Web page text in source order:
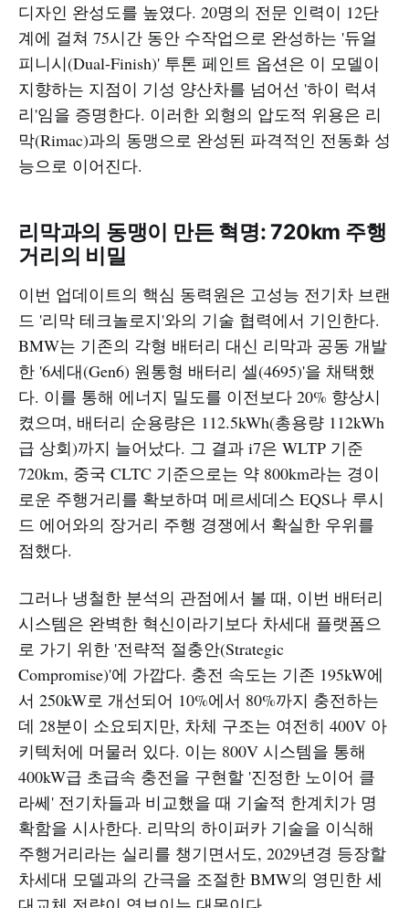
디자인 완성도를 높였다. 20명의 전문 인력이 12단
계에 걸쳐 75시간 동안 수작업으로 완성하는 '듀얼
피니시(Dual-Finish)' 투톤 페인트 옵션은 이 모델이
지향하는 지점이 기성 양산차를 넘어선 '하이 럭셔
리'임을 증명한다. 이러한 외형의 압도적 위용은 리
막(Rimac)과의 동맹으로 완성된 파격적인 전동화 성
능으로 이어진다.
리막과의 동맹이 만든 혁명: 720km 주행
거리의 비밀
이번 업데이트의 핵심 동력원은 고성능 전기차 브랜
드 '리막 테크놀로지'와의 기술 협력에서 기인한다.
BMW는 기존의 각형 배터리 대신 리막과 공동 개발
한 '6세대(Gen6) 원통형 배터리 셀(4695)'을 채택했
다. 이를 통해 에너지 밀도를 이전보다 20% 향상시
켰으며, 배터리 순용량은 112.5kWh(총용량 112kWh
급 상회)까지 늘어났다. 그 결과 i7은 WLTP 기준
720km, 중국 CLTC 기준으로는 약 800km라는 경이
로운 주행거리를 확보하며 메르세데스 EQS나 루시
드 에어와의 장거리 주행 경쟁에서 확실한 우위를
점했다.
그러나 냉철한 분석의 관점에서 볼 때, 이번 배터리
시스템은 완벽한 혁신이라기보다 차세대 플랫폼으
로 가기 위한 '전략적 절충안(Strategic
Compromise)'에 가깝다. 충전 속도는 기존 195kW에
서 250kW로 개선되어 10%에서 80%까지 충전하는
데 28분이 소요되지만, 차체 구조는 여전히 400V 아
키텍처에 머물러 있다. 이는 800V 시스템을 통해
400kW급 초급속 충전을 구현할 '진정한 노이어 클
라쎄' 전기차들과 비교했을 때 기술적 한계치가 명
확함을 시사한다. 리막의 하이퍼카 기술을 이식해
주행거리라는 실리를 챙기면서도, 2029년경 등장할
차세대 모델과의 간극을 조절한 BMW의 영민한 세